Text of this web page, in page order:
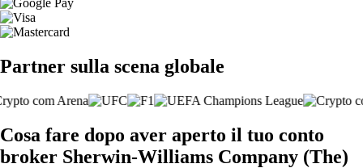
Partner sulla scena globale
Cosa fare dopo aver aperto il tuo conto
broker Sherwin-Williams Company (The)